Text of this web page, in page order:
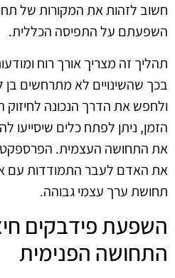
חשוב לזהות את המקורות של
השפעתם על התפיסה הכללית.
תהליך זה מצריך אורך רוח
בכך שהשינויים לא מתרחשים בן
ולחפש את הדרך הנכונה לחיזוק
הזמן, ניתן לפתח כלים שיסייעו
את התחושה העצמית.
את האדם לעבר התמודדות עם
תחושת ערך עצמי גבוהה.
השפעת פידבקים
התחושה הפנימית